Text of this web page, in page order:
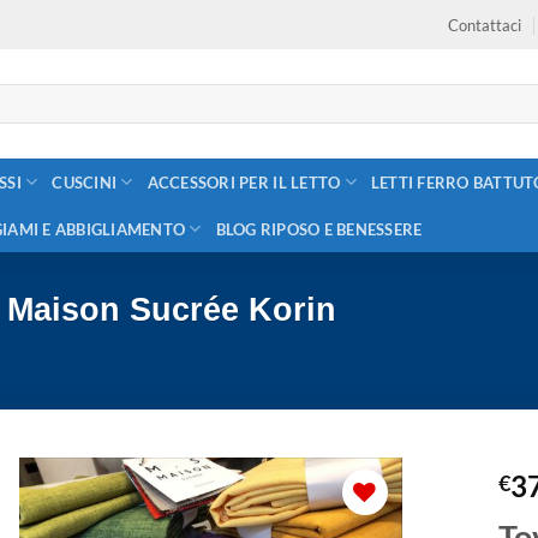
Contattaci
CUSCINI ACCESSORI PER IL LETTO LETTI FERRO
E ABBIGLIAMENTO BLOG RIPOSO E BENESSERE
Sucrée Korin
€